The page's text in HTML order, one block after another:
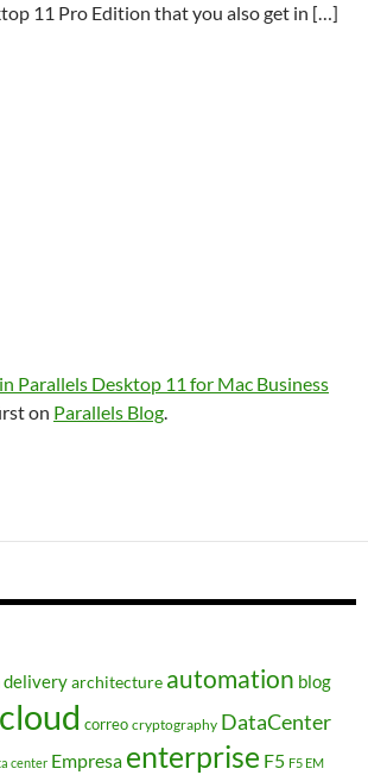
11 Pro Edition that you also get in […]
Parallels Desktop 11 for Mac Business
on Parallels Blog.
deliveryarchitecture automation blog
cloud correo cryptography DataCenter
center Empresa enterprise F5 F5 EM